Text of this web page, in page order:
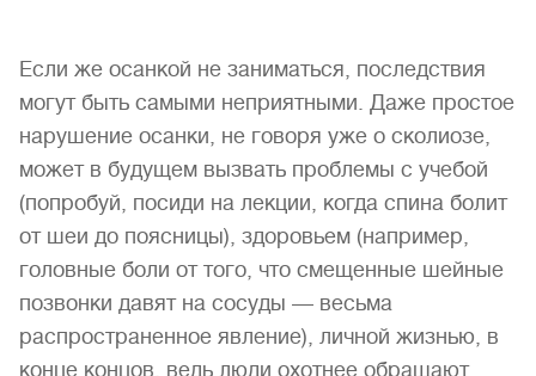
Если же осанкой не заниматься, последствия
могут быть самыми неприятными. Даже простое
нарушение осанки, не говоря уже о сколиозе,
может в будущем вызвать проблемы с учебой
(попробуй, посиди на лекции, когда спина болит
от шеи до поясницы), здоровьем (например,
головные боли от того, что смещенные шейные
позвонки давят на сосуды — весьма
распространенное явление), личной жизнью, в
конце концов, ведь люди охотнее обращают